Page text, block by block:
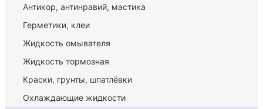
Антикор, антинравий, мастика
Герметики, клеи
Жидкость омывателя
Жидкость тормозная
Краски, грунты, шпатлёвки
Охлаждающие жидкости